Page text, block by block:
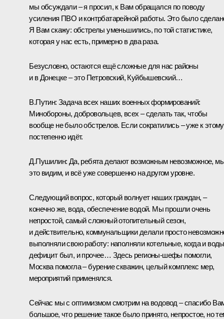
мы обсуждали – я просил, к Вам обращался по поводу
усиления ПВО и контрбатарейной работы. Это было
Я Вам скажу: обстрелы уменьшились, по той статистике,
которая у нас есть, примерно в два раза.
Безусловно, остаются ещё сложные для нас районы
и в Донецке – это Петровский, Куйбышевский…
В.Путин: Задача всех наших военных формирований:
Минобороны, добровольцев, всех – сделать так, чтобы
вообще не было обстрелов. Если сократились – уже к этому
постепенно идёт.
Д.Пушилин: Да, ребята делают возможным невозможное,
это видим, и всё уже совершенно на другом уровне.
Следующий вопрос, который волнует наших граждан, –
конечно же, вода, обеспечение водой. Мы прошли очень
непростой, самый сложный отопительный сезон,
и действительно, коммунальщики делали просто
выполняли свою работу: наполняли котельные, когда и воды
дефицит был, и прочее… Здесь регионы-шефы помогли,
Москва помогла – бурение скважин, целый комплекс мер,
мероприятий применялся.
Сейчас мы с оптимизмом смотрим на водовод – спасибо
большое, что решение такое было принято, непростое, но